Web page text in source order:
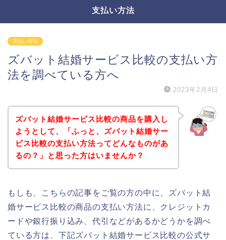
支払い方法
支払い方法
ズバット結婚サービス比較の支払い方
法を調べている方へ
2023年2月4日
ズバット結婚サービス比較の商品を購入し
ようとして、「ふっと、ズバット結婚サー
ビス比較の支払い方法ってどんなものがあ
るの？」と思った方はいませんか？
もしも、こちらの記事をご覧の方の中に、ズバット結
婚サービス比較の商品の支払い方法に、クレジットカ
ードや銀行振り込み、代引などがあるかどうかを調べ
ている方は、下記ズバット結婚サービス比較の公式サ